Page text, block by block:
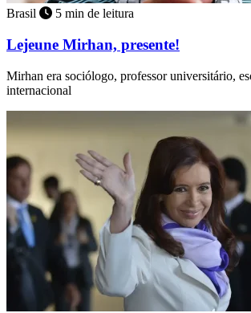
Brasil 5 min de leitura
Lejeune Mirhan, presente!
Mirhan era sociólogo, professor universitário,
internacional